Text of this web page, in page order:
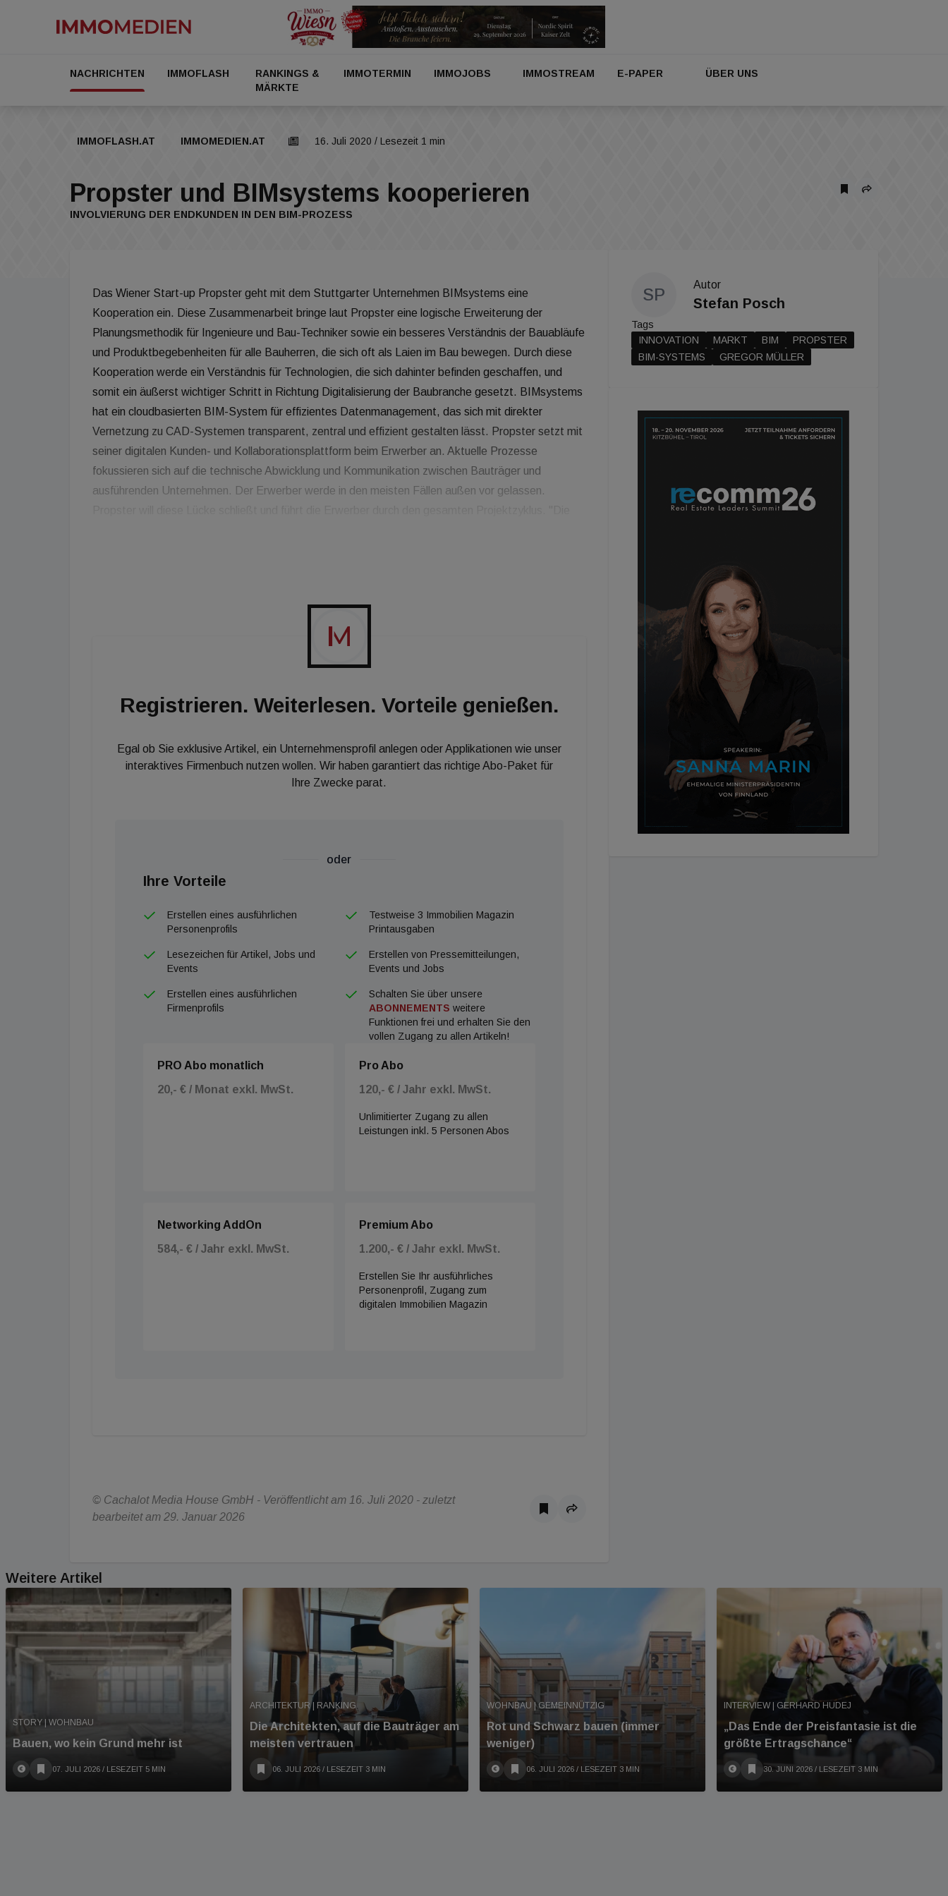
NACHRICHTEN IMMOFLASH
RANKINGS &
MÄRKTE
IMMOTERMIN IMMOJOBS IMMOSTREAM E-PAPER ÜBER UNS
IMMOFLASH.AT IMMOMEDIEN.AT 16. Juli 2020 / Lesezeit 1 min
Propster und BIMsystems kooperieren
INVOLVIERUNG DER ENDKUNDEN IN DEN BIM-PROZESS
Das Wiener Start-up Propster geht mit dem Stuttgarter Unternehmen BIMsystems eine
Kooperation ein. Diese Zusammenarbeit bringe laut Propster eine logische Erweiterung der
Planungsmethodik für Ingenieure und Bau-Techniker sowie ein besseres Verständnis der Bauabläufe
und Produktbegebenheiten für alle Bauherren, die sich oft als Laien im Bau bewegen. Durch diese
Kooperation werde ein Verständnis für Technologien, die sich dahinter befinden geschaffen, und
somit ein äußerst wichtiger Schritt in Richtung Digitalisierung der Baubranche gesetzt. BIMsystems
hat ein cloudbasierten BIM-System für effizientes Datenmanagement, das sich mit direkter
Vernetzung zu CAD-Systemen transparent, zentral und effizient gestalten lässt. Propster setzt mit
seiner digitalen Kunden- und Kollaborationsplattform beim Erwerber an. Aktuelle Prozesse
fokussieren sich auf die technische Abwicklung und Kommunikation zwischen Bauträger und
ausführenden Unternehmen. Der Erwerber werde in den meisten Fällen außen vor gelassen.
BIMsystems soll ein durchgängiger, digitaler Prozess entstehen. ''Ich würde sogar behaupten, dass
wir durch diese Kooperation den Unternehmen zum ersten Mal eine echte und sofort anwendbare
Lösung bieten können, die es davor so eben noch nicht gegeben hat! Jetzt gibt es keine Ausreden
mehr.'' meint Milan Zahradnik, Gründer und CEO von Propster.
Registrieren. Weiterlesen. Vorteile genießen.
Egal ob Sie exklusive Artikel, ein Unternehmensprofil anlegen oder Applikationen wie unser
interaktives Firmenbuch nutzen wollen. Wir haben garantiert das richtige Abo-Paket für
Ihre Zwecke parat.
oder
Ihre Vorteile
Erstellen eines ausführlichen
Personenprofils
Testweise 3 Immobilien Magazin
Printausgaben
Lesezeichen für Artikel, Jobs und
Events
Erstellen von Pressemitteilungen,
Events und Jobs
Erstellen eines ausführlichen
Firmenprofils
Schalten Sie über unsere
ABONNEMENTS weitere
Funktionen frei und erhalten Sie den
vollen Zugang zu allen Artikeln!
PRO Abo monatlich
20,- € / Monat exkl. MwSt.
Pro Abo
120,- € / Jahr exkl. MwSt.
Unlimitierter Zugang zu allen
Leistungen inkl. 5 Personen Abos
Networking AddOn
584,- € / Jahr exkl. MwSt.
Premium Abo
1.200,- € / Jahr exkl. MwSt.
Erstellen Sie Ihr ausführliches
Personenprofil, Zugang zum
digitalen Immobilien Magazin
© Cachalot Media House GmbH - Veröffentlicht am 16. Juli 2020 - zuletzt
bearbeitet am 29. Januar 2026
SP
Autor
Stefan Posch
Tags
INNOVATION
MARKT BIM
PROPSTER
BIM-SYSTEMS
GREGOR MÜLLER
Weitere Artikel
STORY | WOHNBAU
Bauen, wo kein Grund mehr ist
07. JULI 2026 / LESEZEIT 5 MIN
ARCHITEKTUR | RANKING
Die Architekten, auf die Bauträger am
meisten vertrauen
06. JULI 2026 / LESEZEIT 3 MIN
WOHNBAU | GEMEINNÜTZIG
Rot und Schwarz bauen (immer
weniger)
06. JULI 2026 / LESEZEIT 3 MIN
INTERVIEW | GERHARD HUDEJ
„Das Ende der Preisfantasie ist die
größte Ertragschance“
30. JUNI 2026 / LESEZEIT 3 MIN